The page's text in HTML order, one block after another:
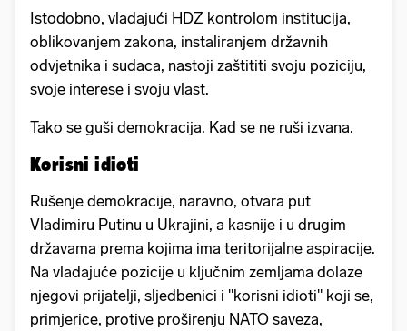
Istodobno, vladajući HDZ kontrolom institucija,
oblikovanjem zakona, instaliranjem državnih
odvjetnika i sudaca, nastoji zaštititi svoju poziciju,
svoje interese i svoju vlast.
Tako se guši demokracija. Kad se ne ruši izvana.
Korisni idioti
Rušenje demokracije, naravno, otvara put
Vladimiru Putinu u Ukrajini, a kasnije i u drugim
državama prema kojima ima teritorijalne aspiracije.
Na vladajuće pozicije u ključnim zemljama dolaze
njegovi prijatelji, sljedbenici i "korisni idioti" koji se,
primjerice, protive proširenju NATO saveza,